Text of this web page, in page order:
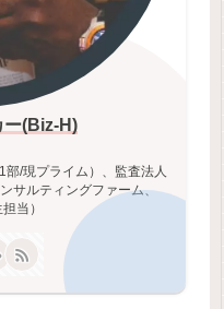
ー(Biz-H)
/現プライム）、監査法人
サルティングファーム、
当）